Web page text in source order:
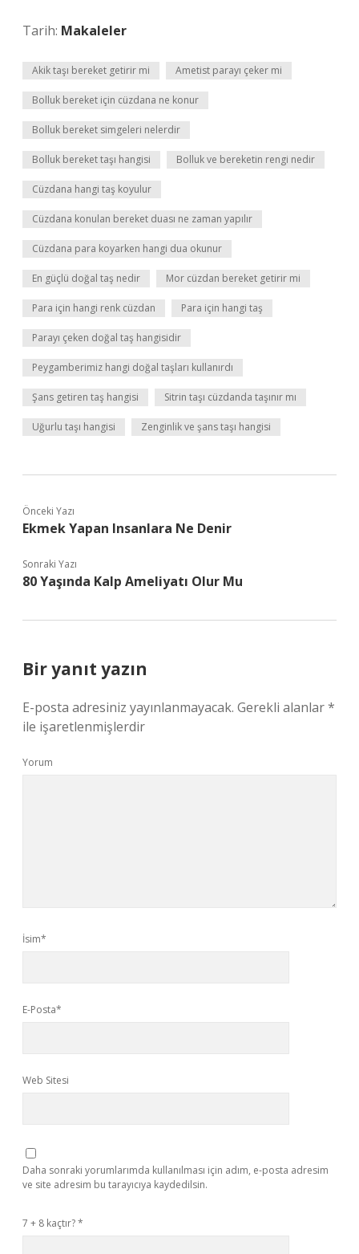
Tarih: Makaleler
Akik taşı bereket getirir mi Ametist parayı çeker mi
Bolluk bereket için cüzdana ne konur
Bolluk bereket simgeleri nelerdir
Bolluk bereket taşı hangisi Bolluk ve bereketin rengi nedir
Cüzdana hangi taş koyulur
Cüzdana konulan bereket duası ne zaman yapılır
Cüzdana para koyarken hangi dua okunur
En güçlü doğal taş nedir Mor cüzdan bereket getirir mi
Para için hangi renk cüzdan Para için hangi taş
Parayı çeken doğal taş hangisidir
Peygamberimiz hangi doğal taşları kullanırdı
Şans getiren taş hangisi Sitrin taşı cüzdanda taşınır mı
Uğurlu taşı hangisi Zenginlik ve şans taşı hangisi
Önceki Yazı
Ekmek Yapan Insanlara Ne Denir
Sonraki Yazı
80 Yaşında Kalp Ameliyatı Olur Mu
Bir yanıt yazın
E-posta adresiniz yayınlanmayacak. Gerekli alanlar*
ile işaretlenmişlerdir
Yorum
İsim*
E-Posta*
Web Sitesi
Daha sonraki yorumlarımda kullanılması için adım, e-posta adresim
ve site adresim bu tarayıcıya kaydedilsin.
7 + 8 kaçtır?*